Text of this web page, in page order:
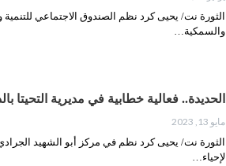
الثورة نت/ يحيى كرد نظم الصندوق الاجتماعي للتنمية
والسمكية…
الحديدة.. فعالية خطابية في مديرية التحيتا
مايو 13, 2023
الثورة نت/ يحيى كرد نظم في مركز أبو الشهيد الجرادي
لإحياء…